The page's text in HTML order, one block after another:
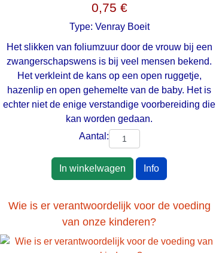
0,75 €
Type: Venray Boeit
Het slikken van foliumzuur door de vrouw bij een
zwangerschapswens is bij veel mensen bekend.
Het verkleint de kans op een open ruggetje,
hazenlip en open gehemelte van de baby. Het is
echter niet de enige verstandige voorbereiding die
kan worden gedaan.
Aantal:
In winkelwagen Info
Wie is er verantwoordelijk voor de voeding
van onze kinderen?